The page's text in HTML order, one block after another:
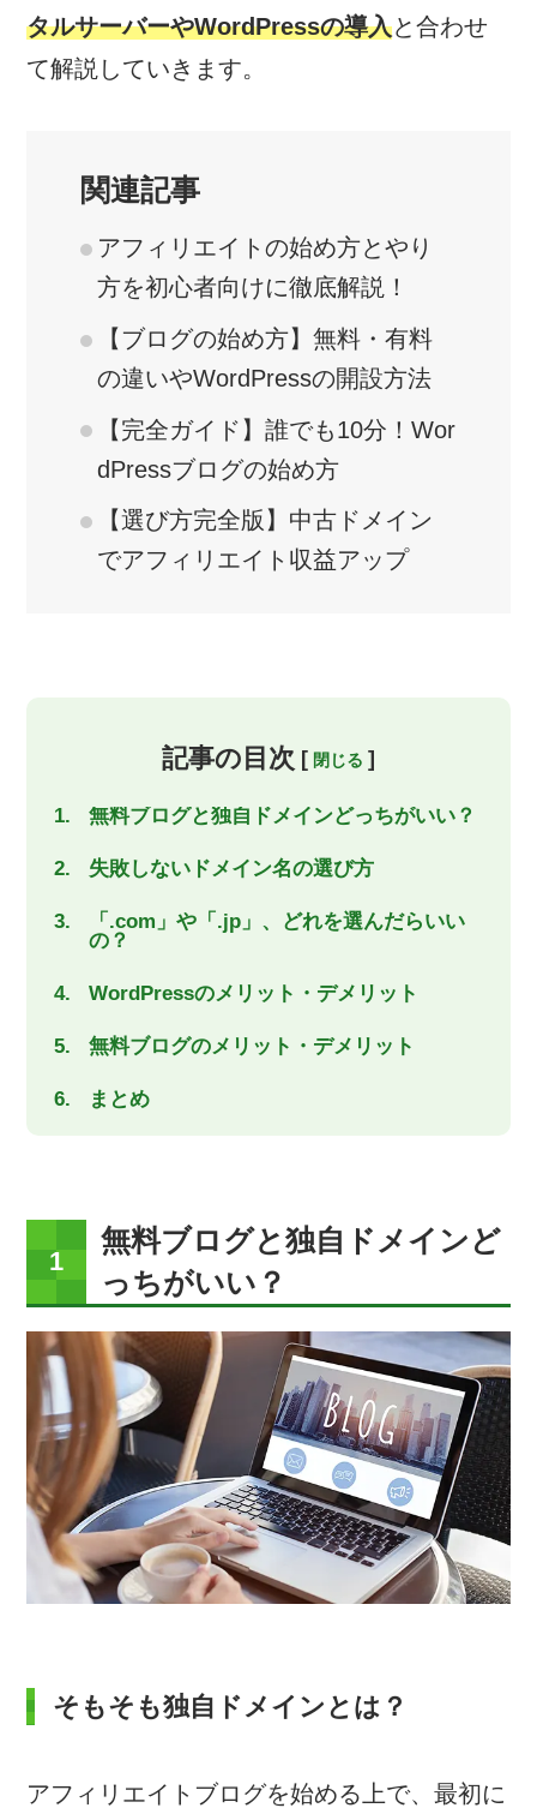
タルサーバーやWordPressの導入と合わせ
て解説していきます。
関連記事
アフィリエイトの始め方とやり
方を初心者向けに徹底解説！
【ブログの始め方】無料・有料
の違いやWordPressの開設方法
【完全ガイド】誰でも10分！Wor
dPressブログの始め方
【選び方完全版】中古ドメイン
でアフィリエイト収益アップ
記事の目次 [ ]
無料ブログと独自ドメインどっちがいい？
失敗しないドメイン名の選び方
「.com」や「.jp」、どれを選んだらいい
の？
WordPressのメリット・デメリット
無料ブログのメリット・デメリット
まとめ
無料ブログと独自ドメインど
っちがいい？
そもそも独自ドメインとは？
アフィリエイトブログを始める上で、最初に